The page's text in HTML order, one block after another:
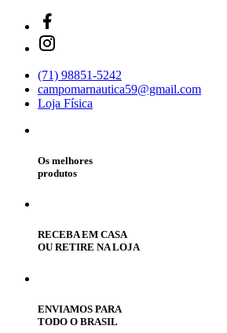
(71) 98851-5242
campomarnautica59@gmail.com
Loja Física
Os melhores
produtos
RECEBA EM CASA
OU RETIRE NA LOJA
ENVIAMOS PARA
TODO O BRASIL